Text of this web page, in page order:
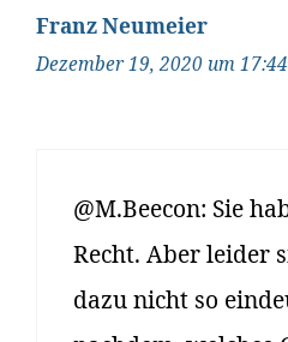
Franz Neumeier
Dezember 19, 2020 um
@M.Beecon: Sie
Recht. Aber leider
dazu nicht so